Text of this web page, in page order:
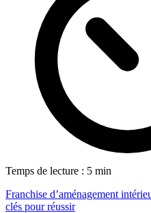
Temps de lecture : 5 min
Franchise d’aménagement
clés pour réussir